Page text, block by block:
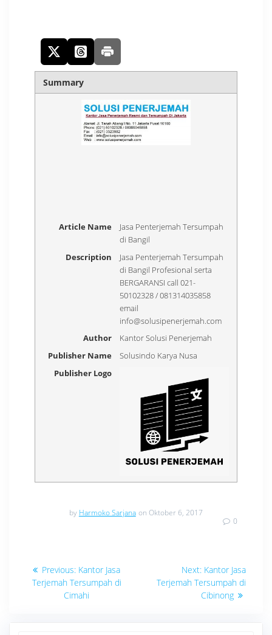
Summary
Article Name
Jasa Penterjemah Tersumpah
di Bangil
Description
Jasa Penterjemah Tersumpah
di Bangil Profesional serta
BERGARANSI call 021-
50102328 / 081314035858
email
info@solusipenerjemah.com
Author
Kantor Solusi Penerjemah
Publisher Name
Solusindo Karya Nusa
Publisher Logo
by Harmoko Sarjana on Oktober 6, 2017
0
Navigasi
pos
Previous: Previous
post:
Kantor Jasa
Terjemah Tersumpah di
Cimahi
Next: Next
post:
Kantor Jasa
Terjemah Tersumpah di
Cibinong